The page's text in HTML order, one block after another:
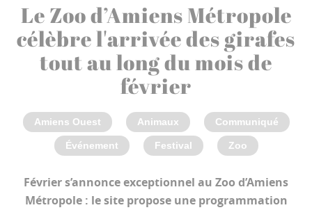
Le Zoo d’Amiens Métropole
célèbre l'arrivée des girafes
tout au long du mois de
février
Amiens Ouest Animaux Communiqué
Événement Festival Zoo
Février s’annonce exceptionnel au Zoo d’Amiens
Métropole : le site propose une programmation